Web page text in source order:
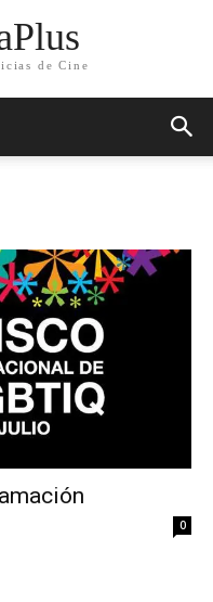
de Cine
0